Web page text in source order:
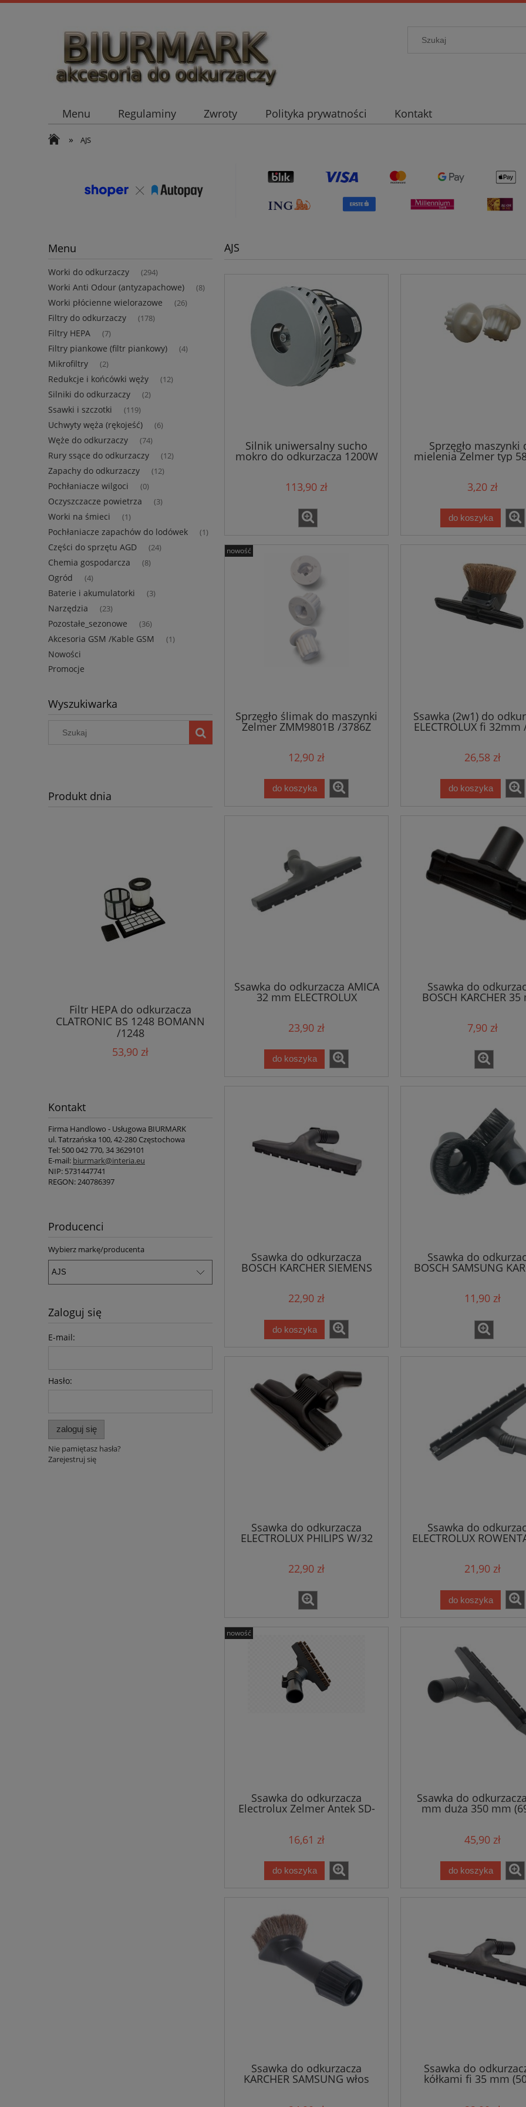
Menu Regulaminy Zwroty Polityka prywatności Kontakt
» AJS
Menu
Worki do odkurzaczy (294)
Worki Anti Odour (antyzapachowe) (8)
Worki płócienne wielorazowe (26)
Filtry do odkurzaczy (178)
Filtry HEPA (7)
Filtry piankowe (filtr piankowy) (4)
Mikrofiltry (2)
Redukcje i końcówki węży (12)
Silniki do odkurzaczy (2)
Ssawki i szczotki (119)
Uchwyty węża (rękojeść) (6)
Węże do odkurzaczy (74)
Rury ssące do odkurzaczy (12)
Zapachy do odkurzaczy (12)
Pochłaniacze wilgoci (0)
Oczyszczacze powietrza (3)
Worki na śmieci (1)
Pochłaniacze zapachów do lodówek (1)
Części do sprzętu AGD (24)
Chemia gospodarcza (8)
Ogród (4)
Baterie i akumulatorki (3)
Narzędzia (23)
Pozostałe_sezonowe (36)
Akcesoria GSM /Kable GSM (1)
Nowości
Promocje
Wyszukiwarka
Produkt dnia
Filtr HEPA do odkurzacza
CLATRONIC BS 1248 BOMANN
/1248
53,90 zł
ELECTROLUX PHILIPS + filtr
zestaw/9870
48,90 zł
Filtr HEPA do odkurzacza
do koszyka
Kontakt
Firma Handlowo - Usługowa BIURMARK
ul.Tatrzańska 100, 42-280 Częstochowa
Tel: 500 042 770, 34 3629101
E-mail: biurmark@interia.eu
NIP: 5731447741
REGON: 240786397
Producenci
Wybierz markę/producenta
Zaloguj się
E-mail:
Hasło:
zaloguj się
Nie pamiętasz hasła?
Zarejestruj się
AJS
Silnik uniwersalny sucho
mokro do odkurzacza 1200W
113,90 zł
Sprzęgło maszynki
mielenia Zelmer typ
86 /6596
3,20 zł
do koszyka
Sprzęgło ślimak do maszynki
Zelmer ZMM9801B /3786Z
12,90 zł
do koszyka
nowość
Ssawka (2w1) do
ELECTROLUX fi 32mm
26,58 zł
do koszyka
Ssawka do odkurzacza AMICA
32 mm ELECTROLUX
23,90 zł
do koszyka
Ssawka do
BOSCH KARCHER
7,90 zł
Ssawka do odkurzacza
BOSCH KARCHER SIEMENS
22,90 zł
do koszyka
Ssawka do
BOSCH SAMSUNG
11,90 zł
Ssawka do odkurzacza
ELECTROLUX PHILIPS W/32
22,90 zł
Ssawka do
ELECTROLUX
21,90 zł
do koszyka
Ssawka do odkurzacza
Electrolux Zelmer Antek SD-
16,61 zł
do koszyka
nowość
Ssawka do
mm duża 350 mm
45,90 zł
do koszyka
Ssawka do odkurzacza
KARCHER SAMSUNG włos
Ssawka do
kółkami fi 35 mm